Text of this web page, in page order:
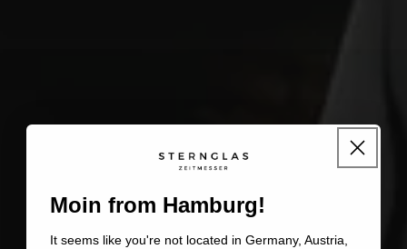
Moin from Hamburg!
It seems like you're not located in Germany, Austria,